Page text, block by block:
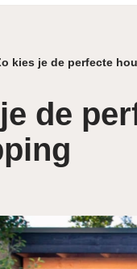
kies je de perfecte
de